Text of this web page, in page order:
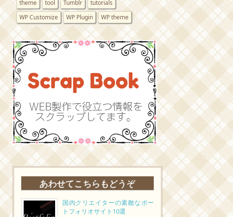
theme tool Tumblr
tutorials
WP Customize
WP Plugin WP theme
あわせてこちらもどうぞ
国内クリエイターの素敵なポー
トフォリオサイト10選